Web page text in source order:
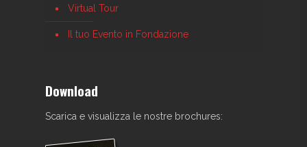
Virtual Tour
Il tuo Evento in Fondazione
Download
Scarica e visualizza le nostre brochures: